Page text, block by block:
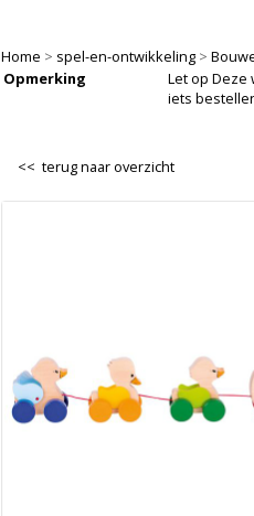
Home > spel-en-ontwikkeling >
Opmerking
Let op Deze
iets
<< terug naar overzicht